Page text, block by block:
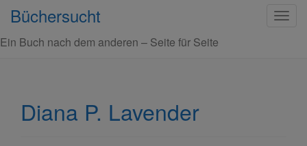
S
Büchersucht
Ein Buch nach dem anderen – Seite für Seite
Diana P. Lavender